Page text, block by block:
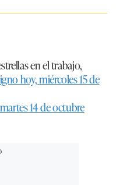
en el trabajo,
hoy, miércoles 15 de
14 de octubre